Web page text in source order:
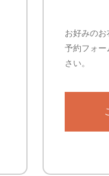
お好みの
予約フォー
さい。